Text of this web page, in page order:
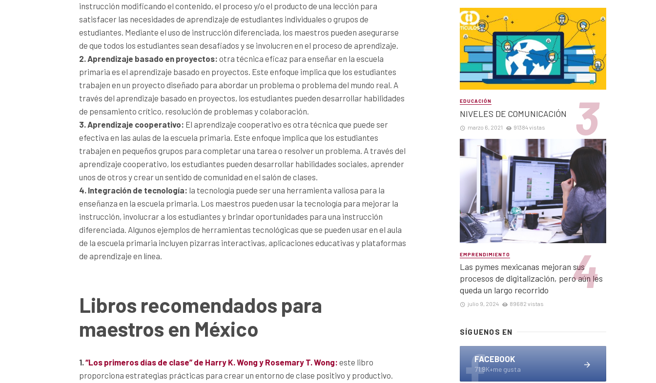
instrucción modificando el contenido, el proceso y/o el producto de una lección para
satisfacer las necesidades de aprendizaje de estudiantes individuales o grupos de
estudiantes. Mediante el uso de instrucción diferenciada, los maestros pueden asegurarse
de que todos los estudiantes sean desafiados y se involucren en el proceso de aprendizaje.
2. Aprendizaje basado en proyectos: otra técnica eficaz para enseñar en la escuela
primaria es el aprendizaje basado en proyectos. Este enfoque implica que los estudiantes
trabajen en un proyecto diseñado para abordar un problema o problema del mundo real. A
través del aprendizaje basado en proyectos, los estudiantes pueden desarrollar habilidades
de pensamiento crítico, resolución de problemas y colaboración.
3. Aprendizaje cooperativo: El aprendizaje cooperativo es otra técnica que puede ser
efectiva en las aulas de la escuela primaria. Este enfoque implica que los estudiantes
trabajen en pequeños grupos para completar una tarea o resolver un problema. A través del
aprendizaje cooperativo, los estudiantes pueden desarrollar habilidades sociales, aprender
unos de otros y crear un sentido de comunidad en el salón de clases.
4. Integración de tecnología: la tecnología puede ser una herramienta valiosa para la
enseñanza en la escuela primaria. Los maestros pueden usar la tecnología para mejorar la
instrucción, involucrar a los estudiantes y brindar oportunidades para una instrucción
diferenciada. Algunos ejemplos de herramientas tecnológicas que se pueden usar en el aula
de la escuela primaria incluyen pizarras interactivas, aplicaciones educativas y plataformas
de aprendizaje en línea.
Libros recomendados para
maestros en México
1.“Los primeros días de clase” de Harry K. Wong y Rosemary T. Wong: este libro
proporciona estrategias prácticas para crear un entorno de clase positivo y productivo.
EDUCACIÓN
NIVELES DE COMUNICACIÓN
marzo 6, 2021 91384 vistas
EMPRENDIMIENTO
Las pymes mexicanas mejoran sus
procesos de digitalización, pero aún les
queda un largo recorrido
julio 9, 2024 89682 vistas
SÍGUENOS EN
FACEBOOK
71.9K+me gusta